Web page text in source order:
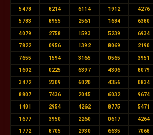
5478 8214 6114 1912 4276
5783 8955 2561 1684 6380
4079 2758 1593 5239 6934
7822 0956 1392 8069 2190
7655 1594 3165 0565 3951
1602 0225 6397 4306 8079
3472 2309 6020 4356 0834
8807 7436 2045 6032 9674
1401 2954 4262 8775 5471
1677 3950 2260 0617 4264
1772 8705 2930 6635 7068